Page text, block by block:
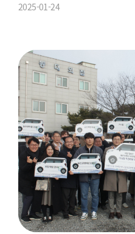
2025-01-24